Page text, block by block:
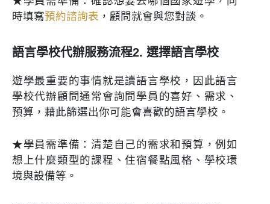
時填寫預約諮詢表 ，顧問就會與您對談。
語言學校代辦服務流程2. 選擇語言學校
遊學最重要的事情就是讀語言學校，因此語言
學校代辦顧問通常會詢問學員的喜好、需求、
預算，藉此篩選出你可能會喜歡的語言學校。
★學員需準備：清楚自己的需求和預算，例如
想上什麼類型的課程、住宿餐點風格、學校環
境與設備等。